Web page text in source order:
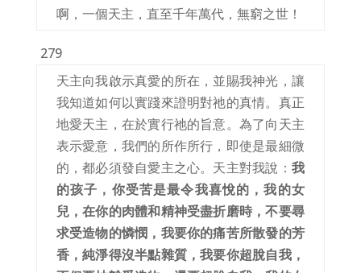
啊，一個天主，直至千年萬代，無窮之世！
279
天主向我啟示真愛的所在，並賜我神光，讓
我知道如何以實踐來證明對祂的真情。真正
地愛天主，在於實行祂的旨意。為了向天主
表示愛意，我們的所作所行，即使是最細微
的，都必須發自愛主之心。天主對我說： 我
的孩子，你受苦是最令我喜悅的，我的女
兒，在你的肉體和精神受盡折磨時，不要尋
求受造物的憐憫，我要你的痛苦所散發的芳
香，純淨得沒半點雜質，我要你超脫自我，